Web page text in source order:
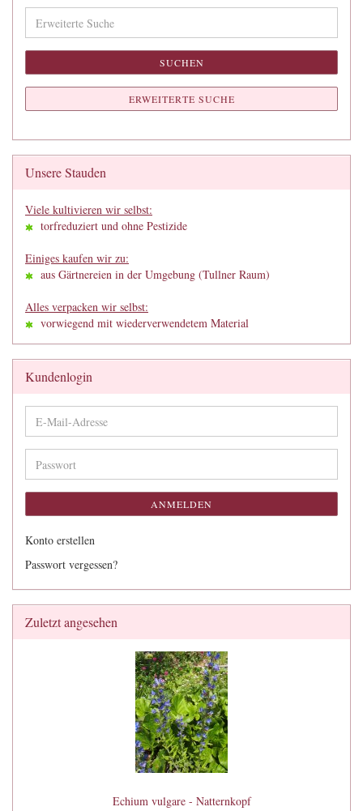
Suche
SUCHEN
ERWEITERTE SUCHE
Unsere Stauden
Viele kultivieren wir selbst:
torfreduziert und ohne Pestizide
Einiges kaufen wir zu:
aus Gärtnereien in der Umgebung (Tullner Raum)
Alles verpacken wir selbst:
vorwiegend mit wiederverwendetem Material
Kundenlogin
E-
Mail-
Adresse
Passwort
ANMELDEN
Konto erstellen
Passwort vergessen?
Zuletzt angesehen
Echium vulgare - Natternkopf